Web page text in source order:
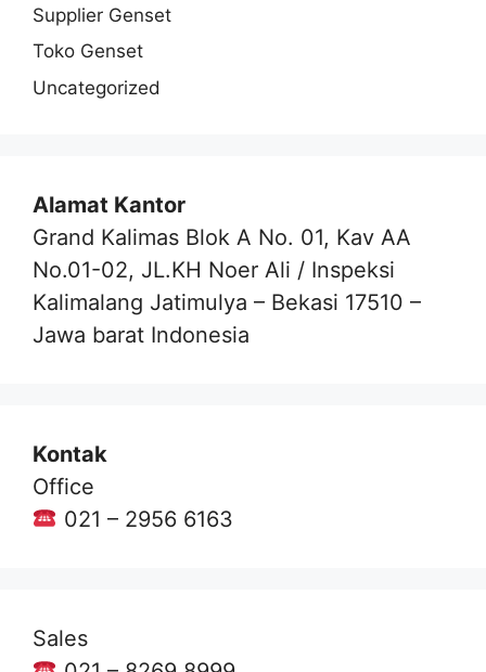
Supplier Genset
Toko Genset
Uncategorized
Alamat Kantor
Grand Kalimas Blok A No. 01, Kav AA
No.01-02, JL.KH Noer Ali / Inspeksi
Kalimalang Jatimulya – Bekasi 17510 –
Jawa barat Indonesia
Kontak
Office
021 – 2956 6163
Sales